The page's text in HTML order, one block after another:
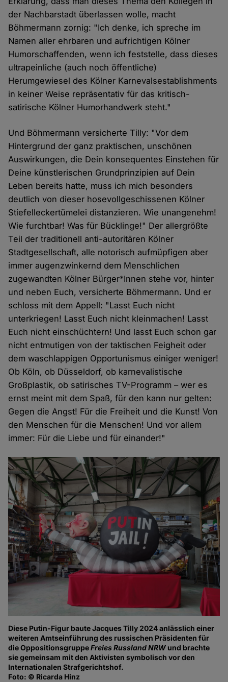
der Nachbarstadt überlassen wolle, macht
Böhmermann zornig: "Ich denke, ich spreche im
Namen aller ehrbaren und aufrichtigen Kölner
Humorschaffenden, wenn ich feststelle, dass dieses
ultrapeinliche (auch noch öffentliche)
Herumgewiesel des Kölner Karnevalsestablishments
in keiner Weise repräsentativ für das kritisch-
satirische Kölner Humorhandwerk steht."
Und Böhmermann versicherte Tilly: "Vor dem
Hintergrund der ganz praktischen, unschönen
Auswirkungen, die Dein konsequentes Einstehen für
Deine künstlerischen Grundprinzipien auf Dein
Leben bereits hatte, muss ich mich besonders
deutlich von dieser hosevollgeschissenen Kölner
Stiefelleckertümelei distanzieren. Wie unangenehm!
Wie furchtbar! Was für Bücklinge!" Der allergrößte
Teil der traditionell anti-autoritären Kölner
Stadtgesellschaft, alle notorisch aufmüpfigen aber
immer augenzwinkernd dem Menschlichen
zugewandten Kölner Bürger*Innen stehe vor, hinter
und neben Euch, versicherte Böhmermann. Und er
schloss mit dem Appell: "Lasst Euch nicht
unterkriegen! Lasst Euch nicht kleinmachen! Lasst
Euch nicht einschüchtern! Und lasst Euch schon gar
nicht entmutigen von der taktischen Feigheit oder
dem waschlappigen Opportunismus einiger weniger!
Ob Köln, ob Düsseldorf, ob karnevalistische
Großplastik, ob satirisches TV-Programm – wer es
ernst meint mit dem Spaß, für den kann nur gelten:
Gegen die Angst! Für die Freiheit und die Kunst! Von
den Menschen für die Menschen! Und vor allem
immer: Für die Liebe und für einander!"
Diese Putin-Figur baute Jacques Tilly 2024 anlässlich einer
weiteren Amtseinführung des russischen Präsidenten für
die OppositionsgruppeFreies Russland NRW und brachte
sie gemeinsam mit den Aktivisten symbolisch vor den
Internationalen Strafgerichtshof.
Foto: © Ricarda Hinz